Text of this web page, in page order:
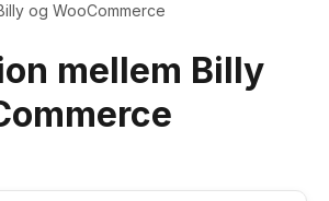
og WooCommerce
mellem Billy